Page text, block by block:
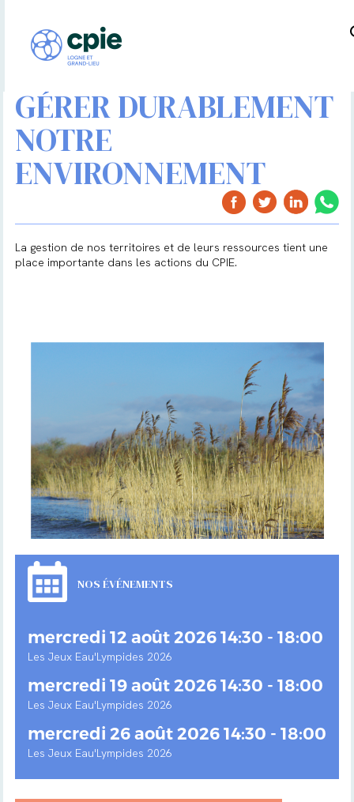
GÉRER DURABLEMENT
NOTRE
ENVIRONNEMENT
La gestion de nos territoires et de leurs ressources tient une
place importante dans les actions du CPIE.
NOS ÉVÉNEMENTS
mercredi 12 août 2026 14:30 - 18:00
Les Jeux Eau'Lympides 2026
mercredi 19 août 2026 14:30 - 18:00
Les Jeux Eau'Lympides 2026
mercredi 26 août 2026 14:30 - 18:00
Les Jeux Eau'Lympides 2026